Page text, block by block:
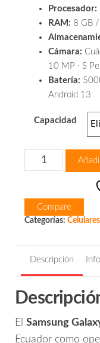
Procesador:
RAM: 8 GB
Cámara:
10 MP · S
Batería:
Android 13
Capacidad
Samsung
S23
cantidad
Compare
Categorías: Celulares
Descripción
El Samsung
Ecuador como